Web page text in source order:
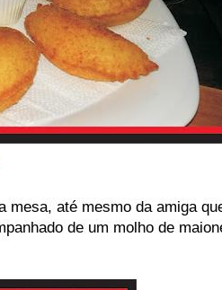
mesa, até mesmo da amiga
de um molho de